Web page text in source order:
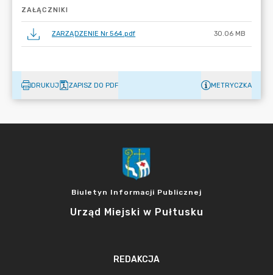
ZAŁĄCZNIKI
ZARZĄDZENIE Nr 564.pdf 30.06 MB
DRUKUJ ZAPISZ DO PDF METRYCZKA
Biuletyn Informacji Publicznej
Urząd Miejski w Pułtusku
REDAKCJA